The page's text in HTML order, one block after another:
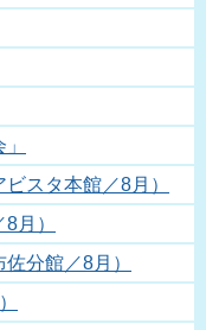
スタ本館／8月）
月）
分館／8月）